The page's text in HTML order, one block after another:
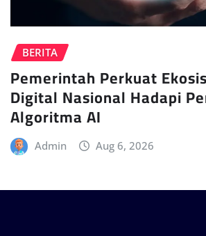
BERITA
Pemerintah Perkuat
Digital Nasional Hadapi
Algoritma AI
Admin Aug 6, 2026